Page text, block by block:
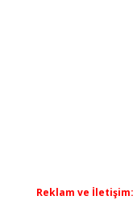
Reklam ve İletişim: